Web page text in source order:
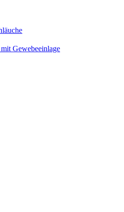
Gewebeeinlage